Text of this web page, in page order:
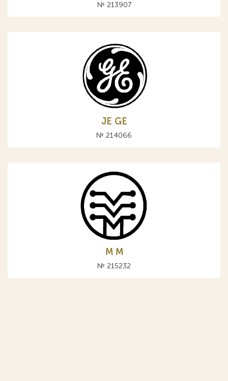
№ 213907
JE GE
№ 214066
М M
№ 215232